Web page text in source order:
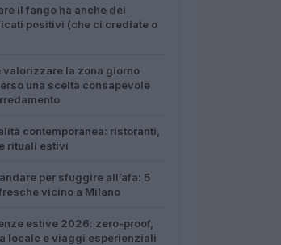
il fango ha anche dei
positivi (che ci crediate o
valorizzare la zona giorno
una scelta consapevole
contemporanea: ristoranti,
rituali estivi
per sfuggire all’afa: 5
vicino a Milano
estive 2026: zero-proof,
locale e viaggi esperienziali